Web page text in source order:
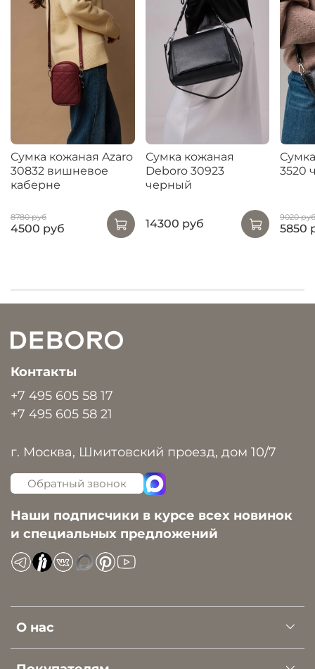
Сумка кожаная Azaro
30832 вишневое
каберне
8780 руб
4500 руб
Сумка кожаная
Deboro 30923
черный
14300 руб
3520
9020 руб
5850
О нас
Контакты
+7 495 605 58 17
+7 495 605 58 21
г. Москва, Шмитовский проезд, дом 10/7
Обратный звонок
Наши подписчики в курсе всех новинок
и специальных предложений